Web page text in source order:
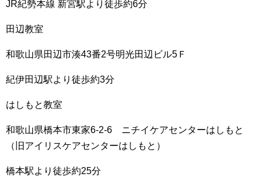
JR紀勢本線 新宮駅より徒歩約6分
田辺教室
和歌山県田辺市湊43番2号明光田辺ビル5Ｆ
紀伊田辺駅より徒歩約3分
はしもと教室
和歌山県橋本市東家6-2-6 ニチイケアセンターはしもと
（旧アイリスケアセンターはしもと）
橋本駅より徒歩約25分